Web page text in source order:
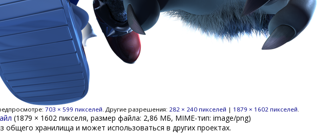
703 × 599 пикселей Другие разрешения: 282 × 240 пикселей | 1879 × 1602 пикселей
(1879 × 1602 пикселя, размер файла: 2,86 МБ, MIME-тип: image/png)
общего хранилища и может использоваться в других проектах.